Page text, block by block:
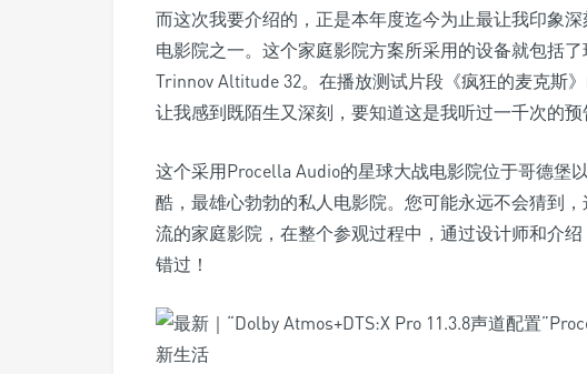
而这次我要介绍的，正是本年度迄今为止最让我印象
电影院之一。这个家庭影院方案所采用的设备就包括
Trinnov Altitude 32。在播放测试片段《疯狂的麦克斯
让我感到既陌生又深刻，要知道这是我听过一千次的
这个采用Procella Audio的星球大战电影院位于哥德堡
酷，最雄心勃勃的私人电影院。您可能永远不会猜到
流的家庭影院，在整个参观过程中，通过设计师和介
错过！